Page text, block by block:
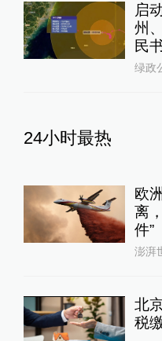
启
州
民
绿政
24小时最热
欧
离
件”
澎湃
北
税